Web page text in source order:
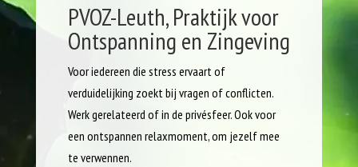
PVOZ-Leuth, Praktijk voor
Ontspanning en Zingeving
Voor iedereen die stress ervaart of
verduidelijking zoekt bij vragen of conflicten.
Werk gerelateerd of in de privésfeer. Ook voor
een ontspannen relaxmoment, om jezelf mee
te verwennen.